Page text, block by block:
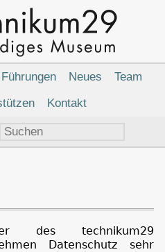
des technikum29
Datenschutz sehr
Neues
Team
Kontakt